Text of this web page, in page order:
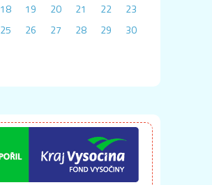
18 19 20 21 22
23
25 26 27 28 29
30